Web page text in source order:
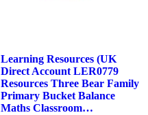
Learning Resources (UK
Direct Account LER0779
Resources Three Bear Family
Primary Bucket Balance
Maths Classroom…